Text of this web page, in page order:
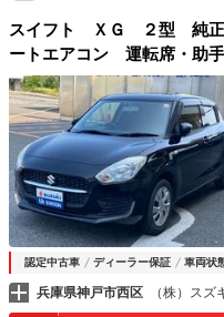
スイフト ＸＧ ２型 純
ートエアコン 運転席・助
トシステム｜フルオートエ
ドアミラー｜運転席シート
イール｜全面ＵＶカット機
認定中古車 ディーラー保証 車両状
兵庫県神戸市西区 （株）ス